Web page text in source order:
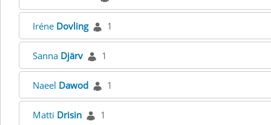
Iréne Dovling 1
Sanna Djärv 1
Naeel Dawod 1
Matti Drisin 1